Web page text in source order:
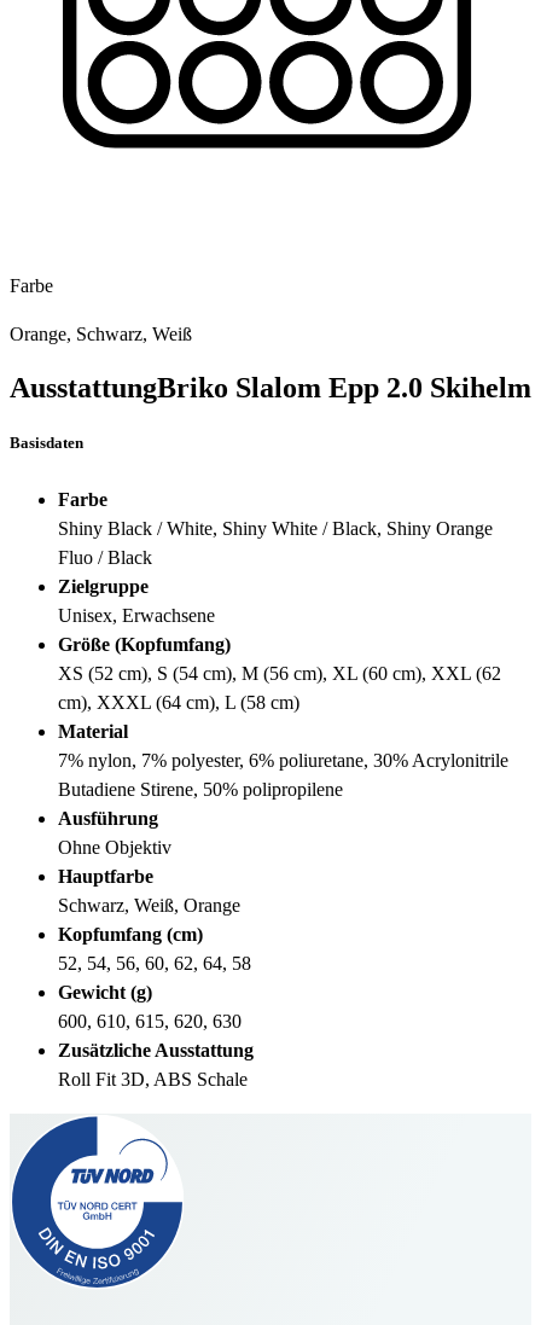
Farbe
Orange, Schwarz, Weiß
AusstattungBriko Slalom Epp 2.0 Skihelm
Basisdaten
Farbe
Shiny Black / White, Shiny White / Black, Shiny Orange
Fluo / Black
Zielgruppe
Unisex, Erwachsene
Größe (Kopfumfang)
XS (52 cm), S (54 cm), M (56 cm), XL (60 cm), XXL (62
cm), XXXL (64 cm), L (58 cm)
Material
7% nylon, 7% polyester, 6% poliuretane, 30% Acrylonitrile
Butadiene Stirene, 50% polipropilene
Ausführung
Ohne Objektiv
Hauptfarbe
Schwarz, Weiß, Orange
Kopfumfang (cm)
52, 54, 56, 60, 62, 64, 58
Gewicht (g)
600, 610, 615, 620, 630
Zusätzliche Ausstattung
Roll Fit 3D, ABS Schale